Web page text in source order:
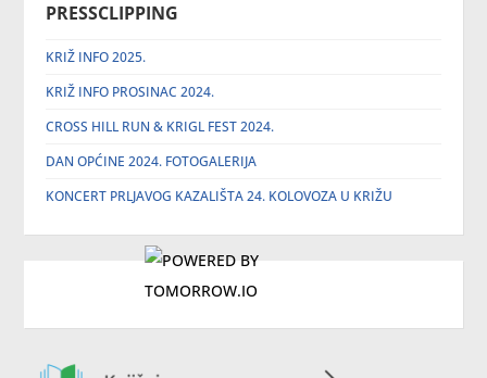
PRESSCLIPPING
KRIŽ INFO 2025.
KRIŽ INFO PROSINAC 2024.
CROSS HILL RUN & KRIGL FEST 2024.
DAN OPĆINE 2024. FOTOGALERIJA
KONCERT PRLJAVOG KAZALIŠTA 24. KOLOVOZA U KRIŽU